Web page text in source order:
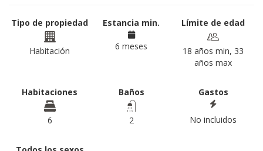
Tipo de propiedad
Habitación
Estancia min.
6 meses
Límite de edad
18 años min, 33
años max
Habitaciones
6
Baños
2
Gastos
No incluidos